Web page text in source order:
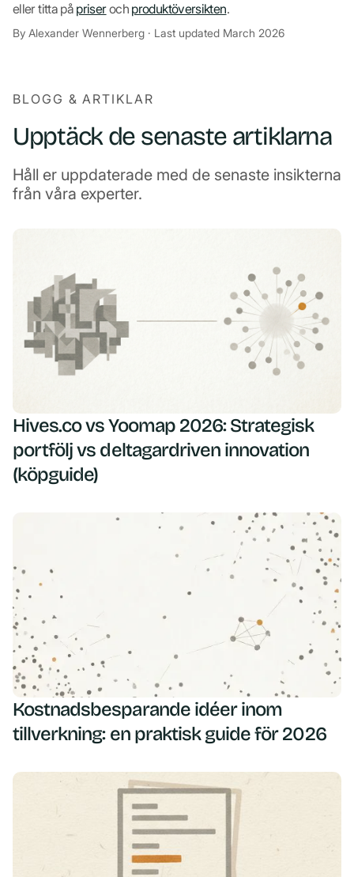
eller titta på priseroch produktöversikten.
By Alexander Wennerberg · Last updated March 2026
BLOGG & ARTIKLAR
Upptäck de senaste artiklarna
Håll er uppdaterade med de senaste insikterna
från våra experter.
Hives.co vs Yoomap 2026: Strategisk
portfölj vs deltagardriven innovation
(köpguide)
Kostnadsbesparande idéer inom
tillverkning: en praktisk guide för 2026